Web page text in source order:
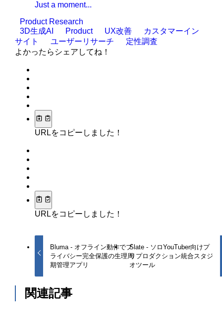
Just a moment...
Product Research
3D生成AI
Product UX改善
カスタマーイン
サイト
ユーザーリサーチ
定性調査
よかったらシェアしてね！
URLをコピーしました！
URLをコピーしました！
Bluma - オフライン動作でプ
ライバシー完全保護の生理周
期管理アプリ
Slate - ソロYouTuber向けプ
リプロダクション統合スタジ
オツール
関連記事